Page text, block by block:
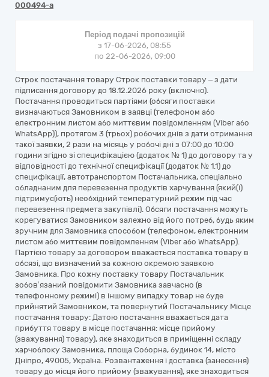
000494-a
Період подачі пропозицій
з 17-06-2026, 08:55
по 22-06-2026, 09:00
Строк постачання товару Строк поставки товару – з дати
підписання договору до 18.12.2026 року (включно).
Постачання проводиться партіями (обсяги поставки
визначаються Замовником в заявці (телефоном або
електронним листом або миттєвим повідомленням (Viber або
WhatsApp)), протягом 3 (трьох) робочих днів з дати отримання
такої заявки, 2 рази на місяць у робочі дні з 07:00 до 10:00
години згідно зі специфікацією (додаток № 1) до договору та у
відповідності до технічної специфікації (додаток № 1.1) до
специфікації, автотранспортом Постачальника, спеціально
обладнаним для перевезення продуктів харчування (який(і)
підтримує(ють) необхідний температурний режим під час
перевезення предмета закупівлі). Обсяги постачання можуть
корегуватися Замовником залежно від його потреб, будь яким
зручним для Замовника способом (телефоном, електронним
листом або миттєвим повідомленням (Viber або WhatsApp).
Партією товару за договором вважається поставка товару в
обсязі, що визначений за кожною окремою заявкою
Замовника. Про кожну поставку товару Постачальник
зобов’язаний повідомити Замовника завчасно (в
телефонному режимі) в іншому випадку товар не буде
прийнятий Замовником, та повернутий Постачальнику Місце
постачання товару: Датою постачання вважається дата
прибуття товару в місце постачання: місце прийому
(зважування) товару), яке знаходиться в приміщенні складу
харчоблоку Замовника, площа Соборна, будинок 14, місто
Дніпро, 49005, Україна. Розвантаження і доставка (занесення)
товару до місця його прийому (зважування), яке знаходиться